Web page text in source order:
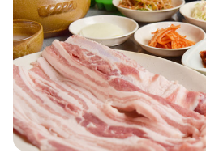
企業情報
仕事内容
当店のホールスタッフ・サービスス
の料理やドリンクの提供をお任せし
としたメニューをご提供しており、
運搬など、やさしい業務からスター
応じて、お客様からのオーダー受付
します。